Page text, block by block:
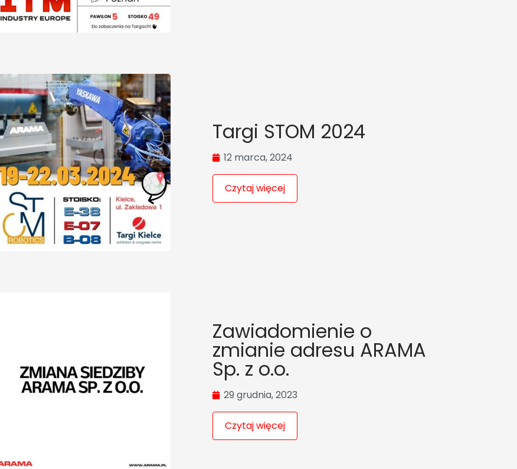
Targi STOM 2024
12 marca, 2024
Czytaj więcej
Zawiadomienie o
zmianie adresu ARAMA
Sp. z o.o.
29 grudnia, 2023
Czytaj więcej